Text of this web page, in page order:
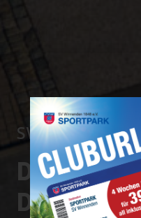
SV WINNENDEN
DEINE
DEIN